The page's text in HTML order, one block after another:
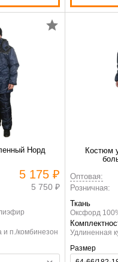
Норд
5 175 ₽
5 750 ₽
и п./комбинезон
Костюм
Оптовая:
Розничная:
Ткань
Оксфорд
Удлиненная
Размер